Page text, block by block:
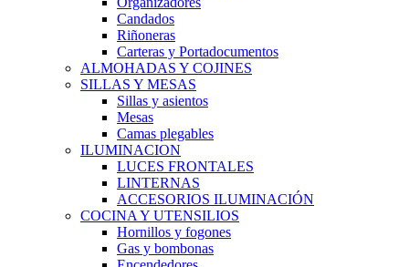
Candados
Riñoneras
Carteras y Portadocumentos
ALMOHADAS Y COJINES
SILLAS Y MESAS
Sillas y asientos
Mesas
Camas plegables
ILUMINACION
LUCES FRONTALES
LINTERNAS
ACCESORIOS ILUMINACIÓN
COCINA Y UTENSILIOS
Hornillos y fogones
Gas y bombonas